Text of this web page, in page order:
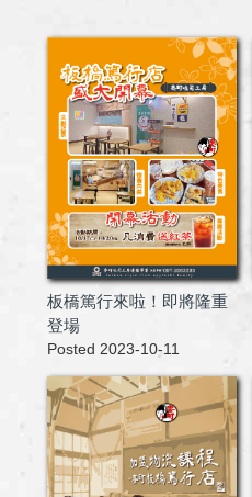
板橋篤行來啦！即將隆重
登場
Posted 2023-10-11